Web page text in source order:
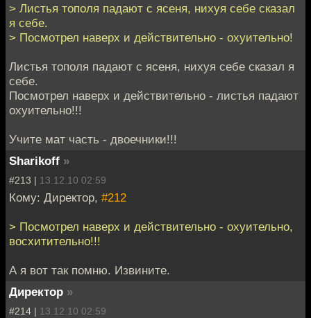
> Листья тополя падают с ясеня, нихуя себе сказал
я себе.
> Посмотрел наверх и действительно - охуительно!
Листья тополя падают с ясеня, нихуя себе сказал я
себе.
Посмотрел наверх и действительно - листья падают
охуительно!!!
Учите мат часть - двоечники!!!
Sharikoff »
#213 | 13.12.10 02:59
Кому: Директор, #212
> Посмотрел наверх и действительно - охуительно,
восхитительно!!!
А я вот так помню. Извините.
Директор »
#214 | 13.12.10 02:59